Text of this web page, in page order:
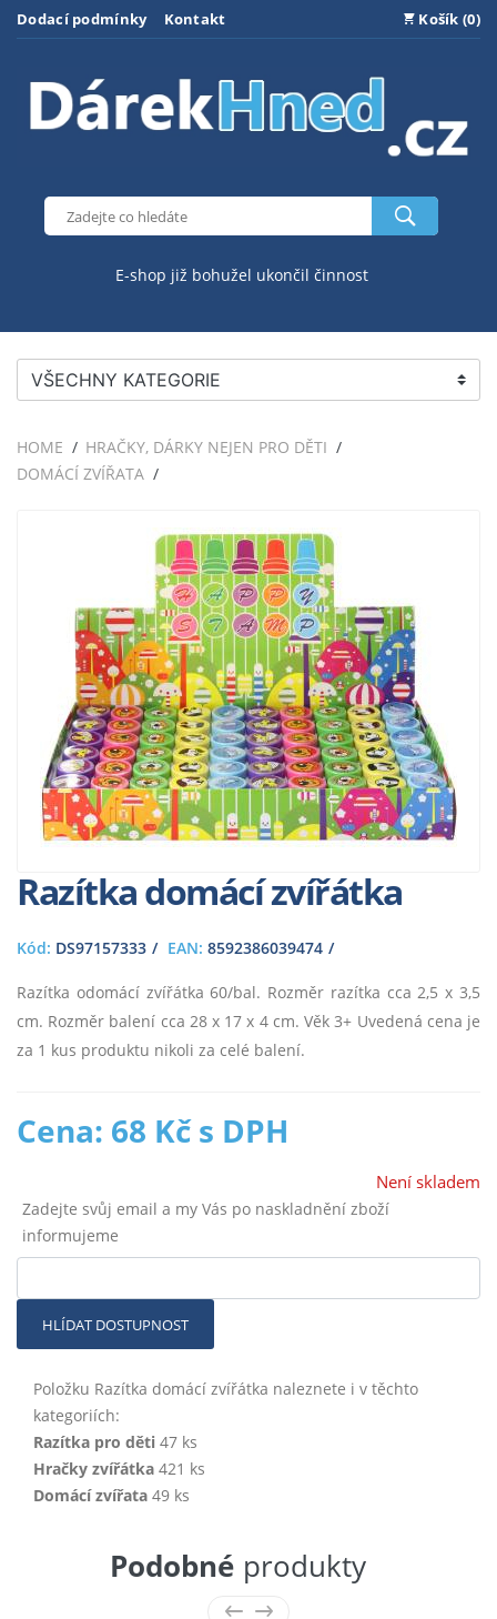
Dodací podmínky Kontakt Košík (0)
E-shop již bohužel ukončil činnost
VŠECHNY KATEGORIE
HOME
HRAČKY, DÁRKY NEJEN PRO DĚTI
DOMÁCÍ ZVÍŘATA
Razítka domácí zvířátka
Kód: DS97157333 EAN: 8592386039474
Razítka odomácí zvířátka 60/bal. Rozměr razítka cca 2,5 x 3,5
cm. Rozměr balení cca 28 x 17 x 4 cm. Věk 3+ Uvedená cena je
za 1 kus produktu nikoli za celé balení.
Cena: 68 Kč s DPH
Není skladem
Zadejte svůj email a my Vás po naskladnění zboží
informujeme
HLÍDAT DOSTUPNOST
Položku Razítka domácí zvířátka naleznete i v těchto
kategoriích:
Razítka pro děti 47 ks
Hračky zvířátka 421 ks
Domácí zvířata 49 ks
Podobné produkty